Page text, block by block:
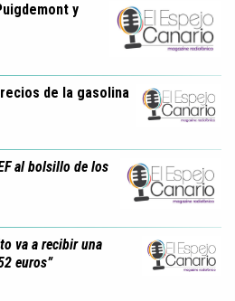
y
de la gasolina
al bolsillo de los
va a recibir una
euros”